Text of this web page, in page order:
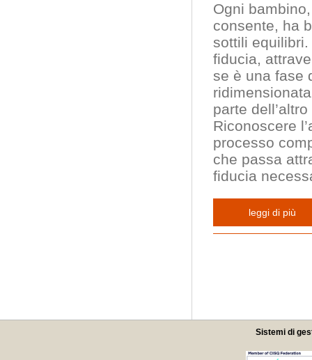
Ogni
consente, ha
sottili
fiducia,
se è una fase
parte
Riconoscere
processo
che passa
fiducia
leggi di più
Sistemi di